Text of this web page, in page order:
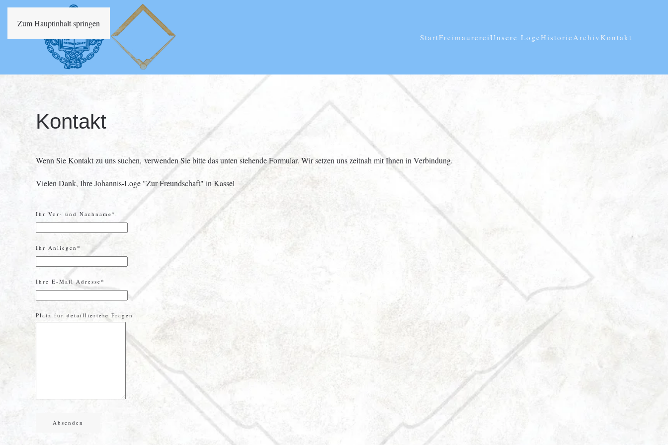
Zum Hauptinhalt springen
StartFreimaurereiUnsere LogeHistorieArchiv Kontakt
Kontakt
Wenn Sie Kontakt zu uns suchen, verwenden Sie bitte das unten stehende Formular. Wir setzen uns zeitnah mit Ihnen in Verbindung.
Vielen Dank, Ihre Johannis-Loge "Zur Freundschaft" in Kassel
Ihr Vor- und Nachname*
Ihr Anliegen*
Ihre E-Mail Adresse*
Platz für detailliertere Fragen
Absenden